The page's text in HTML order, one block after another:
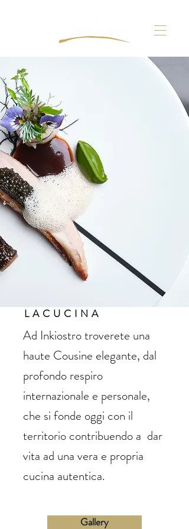
LACUCINA
Ad Inkiostro troverete una
haute Cousine elegante, dal
profondo respiro
internazionale e personale,
che si fonde oggi con il
territorio contribuendo a dar
vita ad una vera e propria
cucina autentica.
Gallery